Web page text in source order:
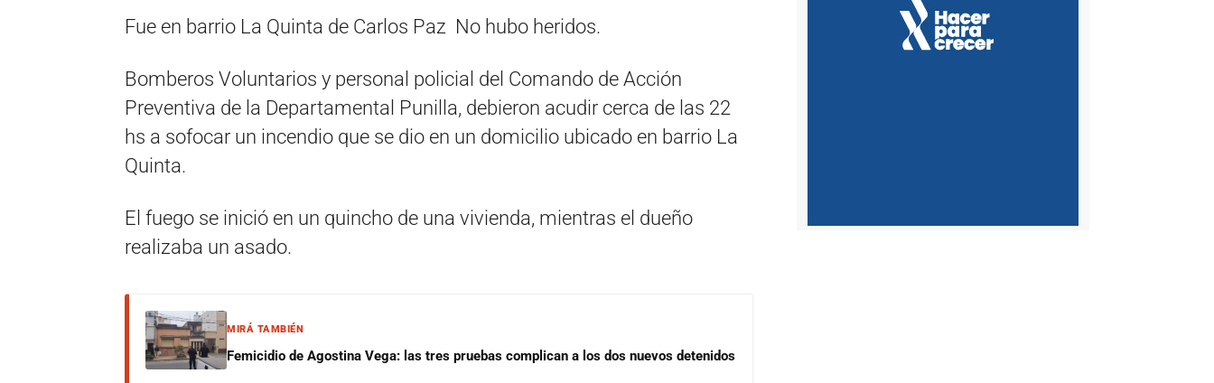
Fue en barrio La Quinta de Carlos Paz No hubo heridos.
Bomberos Voluntarios y personal policial del Comando de Acción
Preventiva de la Departamental Punilla, debieron acudir cerca de las 22
hs a sofocar un incendio que se dio en un domicilio ubicado en barrio La
Quinta.
El fuego se inició en un quincho de una vivienda, mientras el dueño
realizaba un asado.
MIRÁ TAMBIÉN
Femicidio de Agostina Vega: las tres pruebas complican a los dos nuevos detenidos